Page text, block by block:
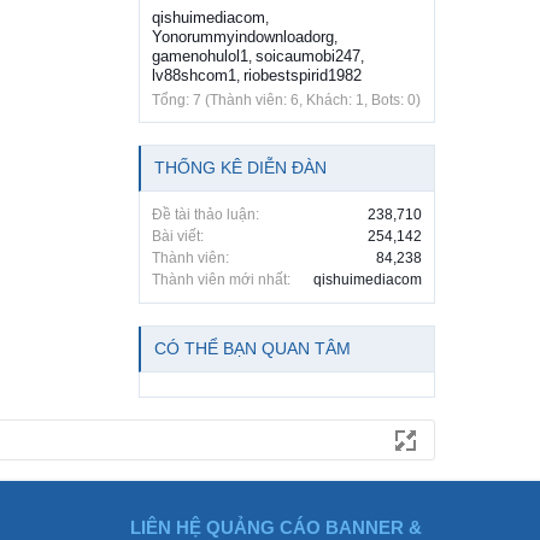
qishuimediacom,
Yonorummyindownloadorg,
gamenohulol1, soicaumobi247,
lv88shcom1, riobestspirid1982
Tổng: 7 (Thành viên: 6, Khách: 1, Bots: 0)
THỐNG KÊ DIỄN ĐÀN
Đề tài thảo luận:
238,710
Bài viết:
254,142
Thành viên:
84,238
Thành viên mới nhất:
qishuimediacom
CÓ THỂ BẠN QUAN TÂM
LIÊN HỆ QUẢNG CÁO BANNER &